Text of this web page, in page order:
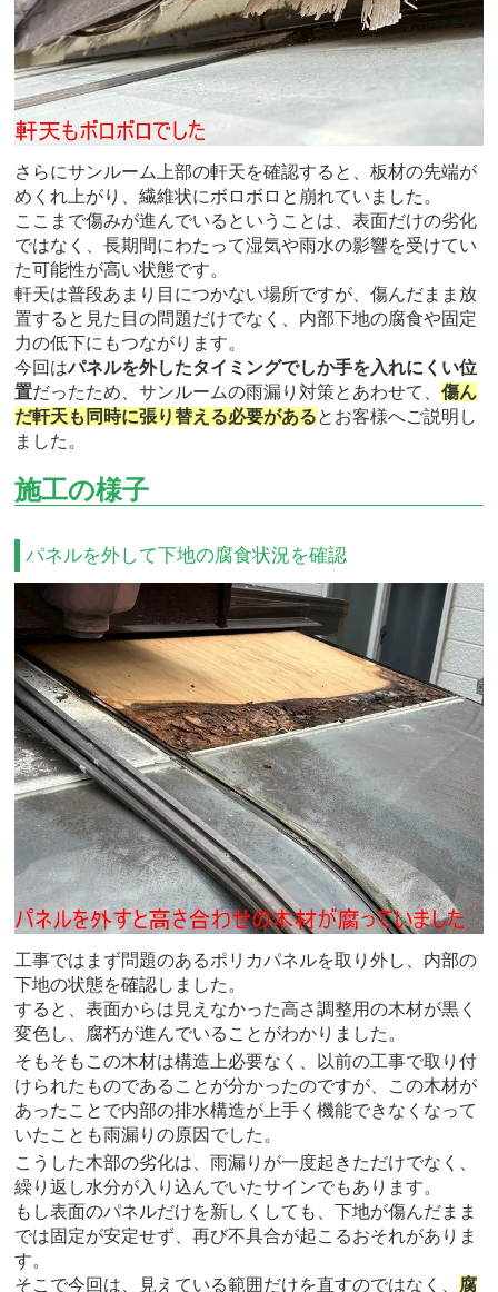
さらにサンルーム上部の軒天を確認すると、板材の先端が
めくれ上がり、繊維状にボロボロと崩れていました。
ここまで傷みが進んでいるということは、表面だけの劣化
ではなく、長期間にわたって湿気や雨水の影響を受けてい
た可能性が高い状態です。
軒天は普段あまり目につかない場所ですが、傷んだまま放
置すると見た目の問題だけでなく、内部下地の腐食や固定
力の低下にもつながります。
今回はパネルを外したタイミングでしか手を入れにくい位
置だったため、サンルームの雨漏り対策とあわせて、傷ん
だ軒天も同時に張り替える必要があるとお客様へご説明し
ました。
施工の様子
パネルを外して下地の腐食状況を確認
工事ではまず問題のあるポリカパネルを取り外し、内部の
下地の状態を確認しました。
すると、表面からは見えなかった高さ調整用の木材が黒く
変色し、腐朽が進んでいることがわかりました。
そもそもこの木材は構造上必要なく、以前の工事で取り付
けられたものであることが分かったのですが、この木材が
あったことで内部の排水構造が上手く機能できなくなって
いたことも雨漏りの原因でした。
こうした木部の劣化は、雨漏りが一度起きただけでなく、
繰り返し水分が入り込んでいたサインでもあります。
もし表面のパネルだけを新しくしても、下地が傷んだまま
では固定が安定せず、再び不具合が起こるおそれがありま
す。
そこで今回は、見えている範囲だけを直すのではなく、 腐